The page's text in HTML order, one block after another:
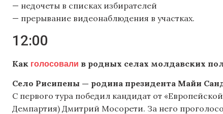
— недочеты в списках избирателей
— прерывание видеонаблюдения в участках.
12:00
Как голосовали в родных селах молдавских
Село Рисипены — родина президента Майи
С первого тура победил кандидат от
Демпартия) Дмитрий Мосорети. За него